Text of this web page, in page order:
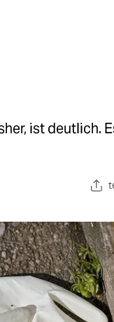
ist deutlich.